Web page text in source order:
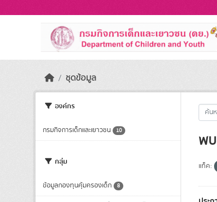
ชุดข้อมูล
องค์กร
กรมกิจการเด็กและเยาวชน 10
กลุ่ม
ข้อมูลกองทุนคุ้มครองเด็ก 8
พ
แท็ค: